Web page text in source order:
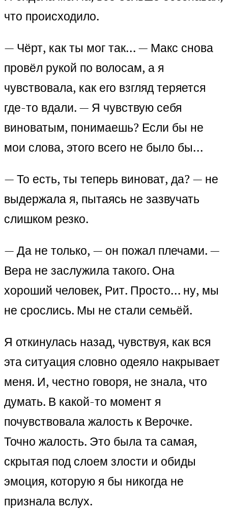
что происходило.
— Чёрт, как ты мог так… — Макс снова
провёл рукой по волосам, а я
чувствовала, как его взгляд теряется
где-то вдали. — Я чувствую себя
виноватым, понимаешь? Если бы не
мои слова, этого всего не было бы…
— То есть, ты теперь виноват, да? — не
выдержала я, пытаясь не зазвучать
слишком резко.
— Да не только, — он пожал плечами. —
Вера не заслужила такого. Она
хороший человек, Рит. Просто… ну, мы
не срослись. Мы не стали семьёй.
Я откинулась назад, чувствуя, как вся
эта ситуация словно одеяло накрывает
меня. И, честно говоря, не знала, что
думать. В какой-то момент я
почувствовала жалость к Верочке.
Точно жалость. Это была та самая,
скрытая под слоем злости и обиды
эмоция, которую я бы никогда не
признала вслух.